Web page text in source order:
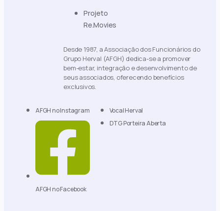
Desde 1987, a Associação dos Funcionários do
Grupo Herval (AFGH) dedica-se a promover
bem-estar, integração e desenvolvimento de
seus associados, oferecendo benefícios
exclusivos.
AFGH no Instagram
AFGH no Facebook
Vocal Herval
DTG Porteira Aberta
Projeto
Re.Movies